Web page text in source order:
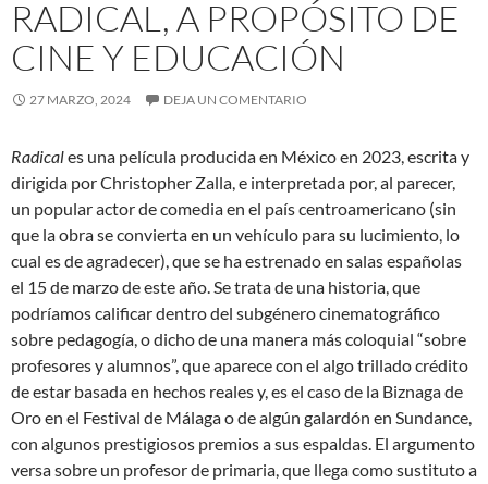
RADICAL, A PROPÓSITO DE
CINE Y EDUCACIÓN
27 MARZO, 2024 DEJA UN COMENTARIO
Radicales una película producida en México en 2023, escrita y
dirigida por Christopher Zalla, e interpretada por, al parecer,
un popular actor de comedia en el país centroamericano (sin
que la obra se convierta en un vehículo para su lucimiento, lo
cual es de agradecer), que se ha estrenado en salas españolas
el 15 de marzo de este año. Se trata de una historia, que
podríamos calificar dentro del subgénero cinematográfico
sobre pedagogía, o dicho de una manera más coloquial “sobre
profesores y alumnos”, que aparece con el algo trillado crédito
de estar basada en hechos reales y, es el caso de la Biznaga de
Oro en el Festival de Málaga o de algún galardón en Sundance,
con algunos prestigiosos premios a sus espaldas. El argumento
versa sobre un profesor de primaria, que llega como sustituto a